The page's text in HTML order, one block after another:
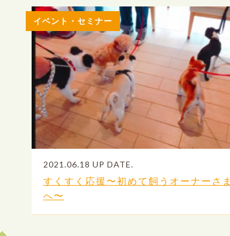
2021.06.18 UP DATE.
すくすく応援〜初めて飼うオーナーさま
へ〜
イベント・セミナー